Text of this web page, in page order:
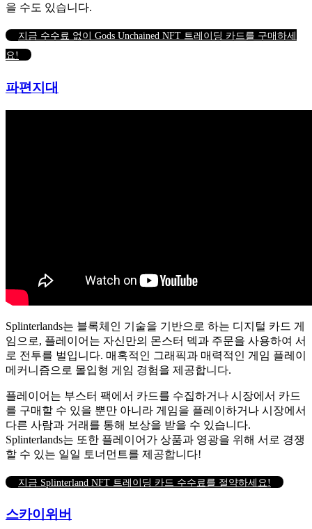
을 수도 있습니다.
지금 수수료 없이 Gods Unchained NFT 트레이딩 카드를 구매하세
요!
파편지대
Splinterlands는 블록체인 기술을 기반으로 하는 디지털 카드 게
임으로, 플레이어는 자신만의 몬스터 덱과 주문을 사용하여 서
로 전투를 벌입니다. 매혹적인 그래픽과 매력적인 게임 플레이
메커니즘으로 몰입형 게임 경험을 제공합니다.
플레이어는 부스터 팩에서 카드를 수집하거나 시장에서 카드
를 구매할 수 있을 뿐만 아니라 게임을 플레이하거나 시장에서
다른 사람과 거래를 통해 보상을 받을 수 있습니다.
Splinterlands는 또한 플레이어가 상품과 영광을 위해 서로 경쟁
할 수 있는 일일 토너먼트를 제공합니다!
지금 Splinterland NFT 트레이딩 카드 수수료를 절약하세요!
스카이위버